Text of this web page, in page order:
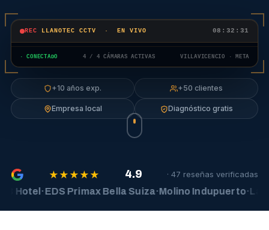
REC LLANOTEC CCTV · EN VIVO 08:32:32
CAM 01
Entrada principal
CAM 02
CAM 03 CAM 04
· CONECTADO 4 / 4 CÁMARAS ACTIVAS VILLAVICENCIO · META
+10 años exp. +50 clientes
Empresa local Diagnóstico gratis
★ ★ ★ ★ ★ 4.9 · 47 reseñas verificadas
·EDS Primax Bella Suiza·Molino Indupuerto·La